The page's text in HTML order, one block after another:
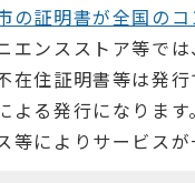
の証明書が全国のコ
エンスストア等で
在住証明書等は発行
よる発行になります。
によりサービスが